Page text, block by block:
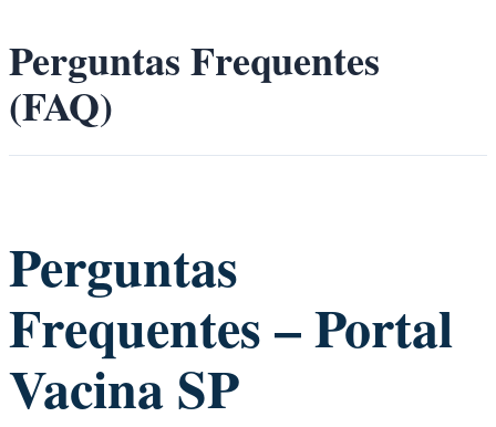
Perguntas Frequentes
(FAQ)
Perguntas
Frequentes – Portal
Vacina SP